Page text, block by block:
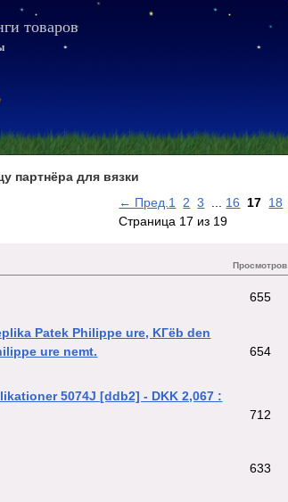
товаров
партнёра для вязки
← Пред. 1 2 3 16 17 18
Страница 17 из 19
Просмотров
655
Patek Philippe ure, KГёb den
ure nemt.
654
5074J [ddb2] - DKK 2,067 :
712
633